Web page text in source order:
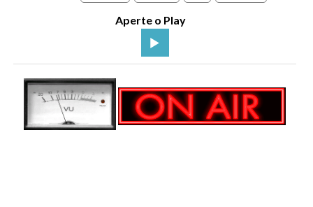
Aperte o Play